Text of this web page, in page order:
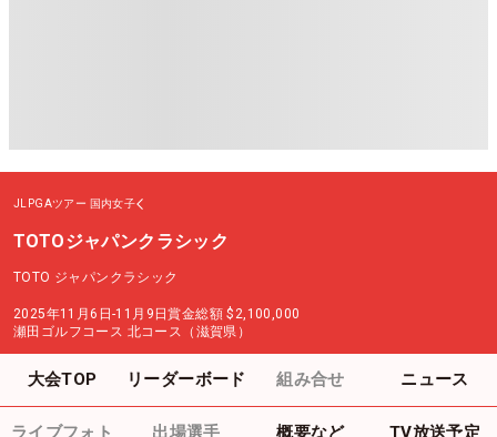
JLPGAツアー 国内女子
TOTOジャパンクラシック
TOTO ジャパンクラシック
2025年11月6日-11月9日賞金総額 $2,100,000
瀬田ゴルフコース 北コース（滋賀県）
大会TOP リーダーボード 組み合せ ニュース
ライブフォト 出場選手 概要など TV放送予定